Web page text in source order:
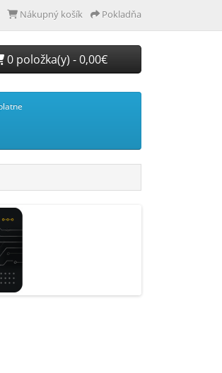
Nákupný košík Pokladňa
0 položka(y) - 0,00€